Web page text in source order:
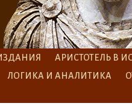
АРИСТОТЕЛЬ В
ЛОГИКА И АНАЛИТИКА